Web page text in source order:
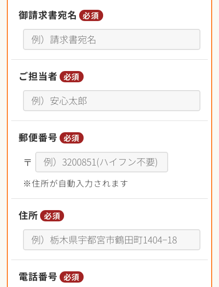
御請求書宛名 必須
ご担当者 必須
郵便番号 必須
〒
※住所が自動入力されます
住所 必須
電話番号 必須